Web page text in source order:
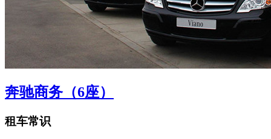
奔驰商务（6座）
租车常识